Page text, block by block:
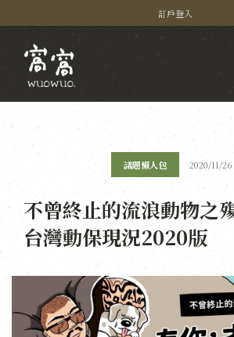
訂戶登入
議題懶人包 2020/11/26
不曾終止的流浪動物
台灣動保現況2020版